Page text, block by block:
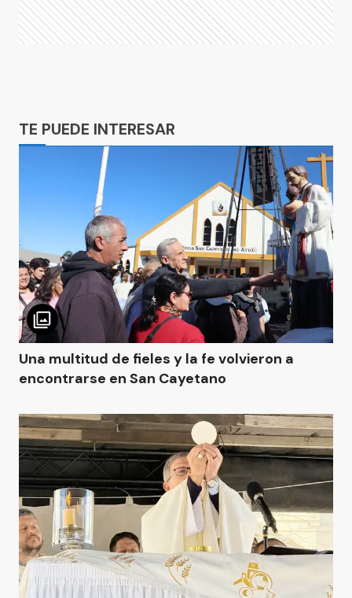
TE PUEDE INTERESAR
Una multitud de fieles y la fe volvieron a
encontrarse en San Cayetano